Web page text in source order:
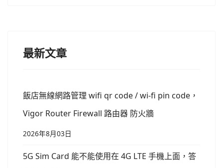
最新文章
飯店無線網路管理 wifi qr code / wi-fi pin code，
Vigor Router Firewall 路由器 防火牆
2026年8月03日
5G Sim Card 能不能使用在 4G LTE 手機上面，答